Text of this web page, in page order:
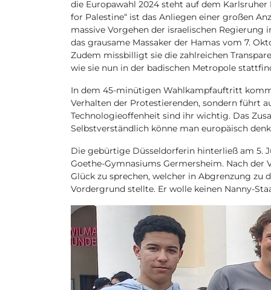
die Europawahl 2024 steht auf dem
for Palestine“ ist das Anliegen einer großen
massive Vorgehen der israelischen
das grausame Massaker der Hamas vom 7.
Zudem missbilligt sie die zahlreichen
wie sie nun in der badischen Metropole
In dem 45-minütigen Wahlkampfauftritt
Verhalten der Protestierenden, sondern führt
Technologieoffenheit sind ihr wichtig. Das
Selbstverständlich könne man europäisch
Die gebürtige Düsseldorferin hinterließ am 5.
Goethe-Gymnasiums Germersheim. Nach
Glück zu sprechen, welcher in Abgrenzung
Vordergrund stellte. Er wolle keinen Nanny-